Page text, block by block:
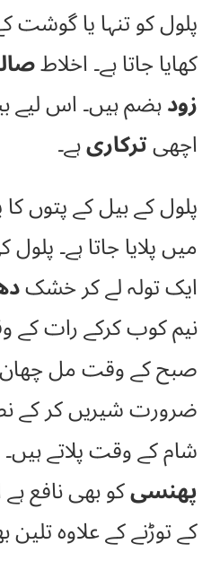
پلول کو تنہا یا گوشت
کھایا جاتا ہے۔ اخلاط
زودہضم ہیں۔ اس لیے
اچھیترکاریہے۔
پلول کے بیل کے پتوں کا
میں پلایا جاتا ہے۔
ایک تولہ لے کر خشک
نیم کوب کرکے رات کے
صبح کے وقت مل
ضرورت شیریں کر
شام کے وقت پلاتے
پھنسیکو بھی نافع ہے
کے توڑنے کے علاوہ تلین